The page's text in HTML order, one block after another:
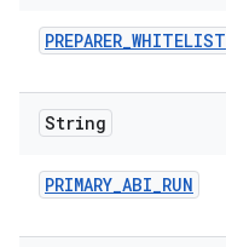
PREPARER_WHITELIST
String
PRIMARY_ABI_RUN